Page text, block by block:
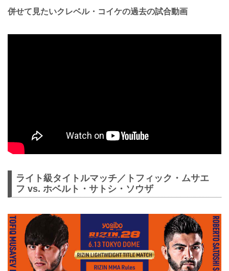
併せて見たいクレベル・コイケの過去の試合動画
ライト級タイトルマッチ／トフィック・ムサエ
フ vs. ホベルト・サトシ・ソウザ